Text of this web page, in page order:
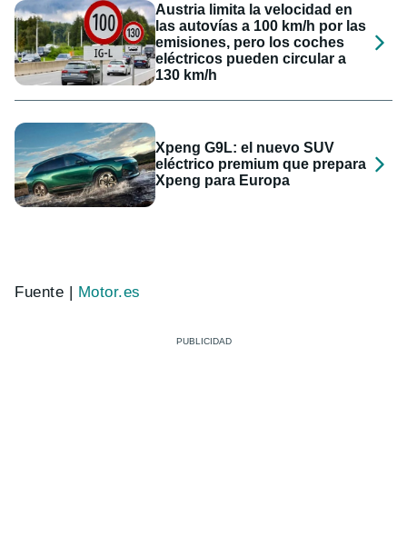
Austria limita la velocidad en
las autovías a 100 km/h por las
emisiones, pero los coches
eléctricos pueden circular a
130 km/h
Xpeng G9L: el nuevo SUV
eléctrico premium que prepara
Xpeng para Europa
Fuente | Motor.es